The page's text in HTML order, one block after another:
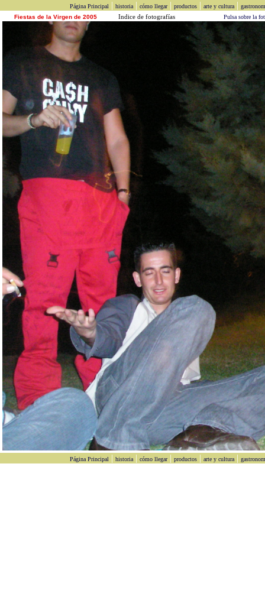
Página Principal | historia| cómo llegar| productos| arte y cultura|
Fiestas de la Virgen de 2005
Indice de fotografías Pulsa sobre la foto para
Página Principal | historia| cómo llegar| productos| arte y cultura|